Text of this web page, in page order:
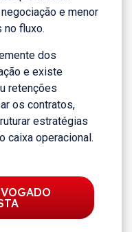
e menor
no fluxo.
dos
e existe
retenções
os contratos,
estratégias
caixa operacional.